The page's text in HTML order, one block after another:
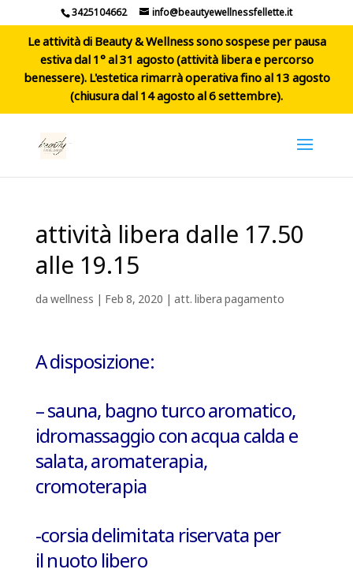
3425104662 info@beautyewellnessfellette.it
Le attività di Beauty & Wellness sono sospese per pausa
estiva dal 1° al 31 agosto (attività libera e percorso
benessere). L'estetica rimarrà operativa fino al 13 agosto
(chiusura dal 14 agosto al 6 settembre).
attività libera dalle 17.50
alle 19.15
dawellness | Feb 8, 2020 | att. libera pagamento
A disposizione:
– sauna, bagno turco aromatico,
idromassaggio con acqua calda e
salata, aromaterapia,
cromoterapia
-corsia delimitata riservata per
ilnuoto libero